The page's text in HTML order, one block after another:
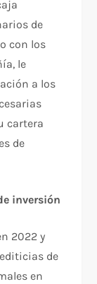
de
con los
le
a los
cartera
de
inversión
2022 y
de
en